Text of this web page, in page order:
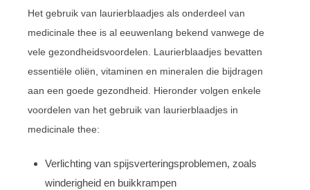
Het gebruik van laurierblaadjes als onderdeel van
medicinale thee is al eeuwenlang bekend vanwege de
vele gezondheidsvoordelen. Laurierblaadjes bevatten
essentiële oliën, vitaminen en mineralen die bijdragen
aan een goede gezondheid. Hieronder volgen enkele
voordelen van het gebruik van laurierblaadjes in
medicinale thee:
Verlichting van spijsverteringsproblemen, zoals
winderigheid en buikkrampen